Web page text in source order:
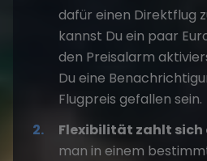
dafür einen Direktflug
kannst Du ein paar
den Preisalarm
Du eine
Flugpreis gefallen sein.
Flexibilität zahlt sich
man in einem